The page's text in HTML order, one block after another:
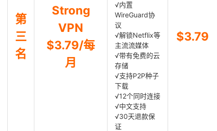
第
三
名
Strong
VPN
$3.79/每
月
√内置
WireGuard协
议
√解锁Netflix等
主流流媒体
√带有免费的云
存储
√支持P2P种子
下载
√12个同时连接
√中文支持
√30天退款保
证
$3.79